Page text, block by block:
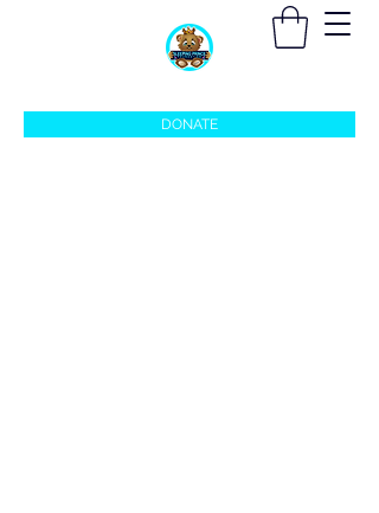
sleepingprincefoundation@gmail.com
DONATE